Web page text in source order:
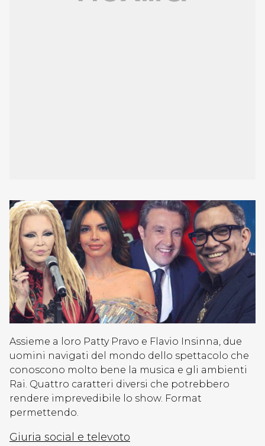
Assieme a loro Patty Pravo e Flavio Insinna, due
uomini navigati del mondo dello spettacolo che
conoscono molto bene la musica e gli ambienti
Rai. Quattro caratteri diversi che potrebbero
rendere imprevedibile lo show. Format
permettendo.
Giuria social e televoto